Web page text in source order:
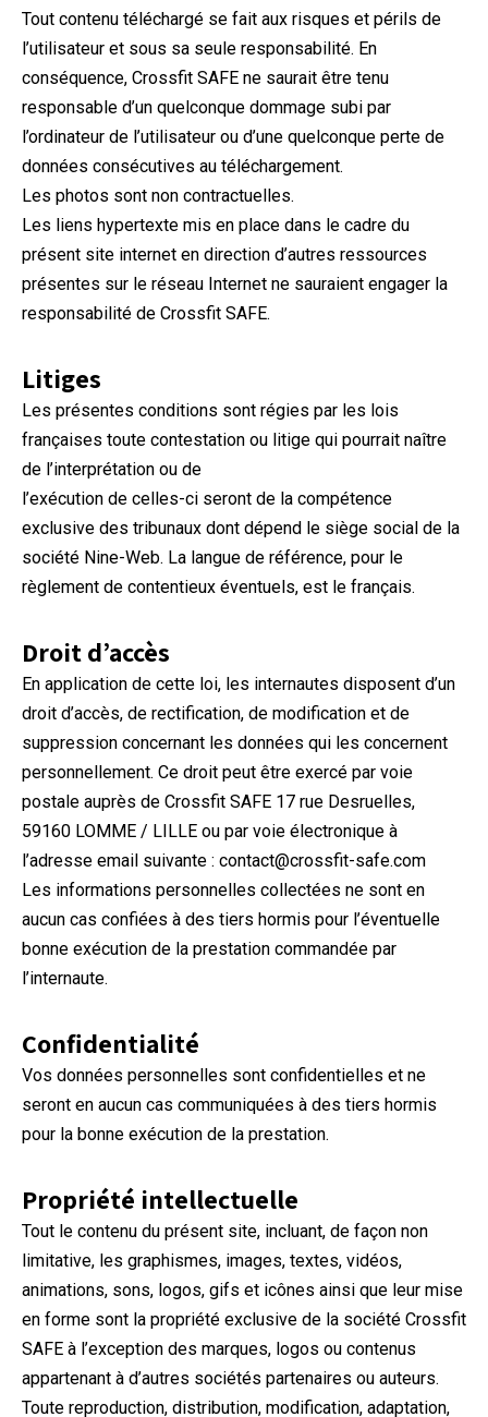
Tout contenu téléchargé se fait aux risques et périls de
l’utilisateur et sous sa seule responsabilité. En
conséquence, Crossfit SAFE ne saurait être tenu
responsable d’un quelconque dommage subi par
l’ordinateur de l’utilisateur ou d’une quelconque perte de
données consécutives au téléchargement.
Les photos sont non contractuelles.
Les liens hypertexte mis en place dans le cadre du
présent site internet en direction d’autres ressources
présentes sur le réseau Internet ne sauraient engager la
responsabilité de Crossfit SAFE.
Litiges
Les présentes conditions sont régies par les lois
françaises toute contestation ou litige qui pourrait naître
de l’interprétation ou de
l’exécution de celles-ci seront de la compétence
exclusive des tribunaux dont dépend le siège social de la
société Nine-Web. La langue de référence, pour le
règlement de contentieux éventuels, est le français.
Droit d’accès
En application de cette loi, les internautes disposent d’un
droit d’accès, de rectification, de modification et de
suppression concernant les données qui les concernent
personnellement. Ce droit peut être exercé par voie
postale auprès de Crossfit SAFE 17 rue Desruelles,
59160 LOMME / LILLE ou par voie électronique à
l’adresse email suivante : contact@crossfit-safe.com
Les informations personnelles collectées ne sont en
aucun cas confiées à des tiers hormis pour l’éventuelle
bonne exécution de la prestation commandée par
l’internaute.
Confidentialité
Vos données personnelles sont confidentielles et ne
seront en aucun cas communiquées à des tiers hormis
pour la bonne exécution de la prestation.
Propriété intellectuelle
Tout le contenu du présent site, incluant, de façon non
limitative, les graphismes, images, textes, vidéos,
animations, sons, logos, gifs et icônes ainsi que leur mise
en forme sont la propriété exclusive de la société Crossfit
SAFE à l’exception des marques, logos ou contenus
appartenant à d’autres sociétés partenaires ou auteurs.
Toute reproduction, distribution, modification, adaptation,